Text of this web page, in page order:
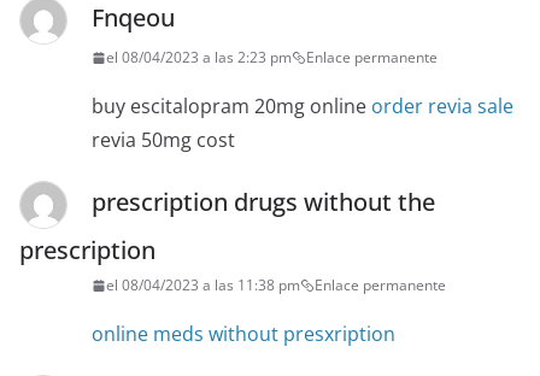
Fnqeou
el 08/04/2023 a las 2:23 pm Enlace permanente
buy escitalopram 20mg online order revia sale
revia 50mg cost
prescription drugs without the
prescription
el 08/04/2023 a las 11:38 pm Enlace permanente
online meds without presxription